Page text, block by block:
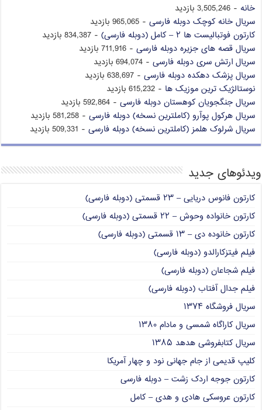
خانه - 3,505,246 بازدید
سریال خانه کوچک دوبله فارسی - 965,065 بازدید
کارتون فوتبالیست ها ۲ – کامل (دوبله فارسی)
- 834,387 بازدید
سریال قصه های جزیره دوبله فارسی - 711,916 بازدید
سریال ارتش سری دوبله فارسی - 694,074 بازدید
سریال پزشک دهکده دوبله فارسی - 638,697 بازدید
نوستالژیک ترین موزیک ها - 615,232 بازدید
سریال جنگجویان کوهستان دوبله فارسی - 592,864 بازدید
سریال هرکول پوآرو (کاملترین نسخه) دوبله فارسی - 581,258 بازدید
سریال شرلوک هلمز (کاملترین نسخه) دوبله فارسی - 509,331 بازدید
ویدئوهای جدید
کارتون فانوس دریایی – ۲۳ قسمتی (دوبله فارسی)
کارتون خانواده وحوش – ۲۲ قسمتی (دوبله فارسی)
کارتون خانوده دی – ۱۳ قسمتی (دوبله فارسی)
فیلم فیتزکارالدو (دوبله فارسی)
فیلم شجاعان (دوبله فارسی)
فیلم جدال آفتاب (دوبله فارسی)
سریال فروشگاه ۱۳۷۴
سریال کاراگاه شمسی و مادام ۱۳۸۰
سریال کتابفروشی هدهد ۱۳۸۵
کلیپ قدیمی از جام جهانی نود و چهار آمریکا
کارتون جوجه اردک زشت – دوبله فارسی
کارتون عروسکی هادی و هدی – کامل